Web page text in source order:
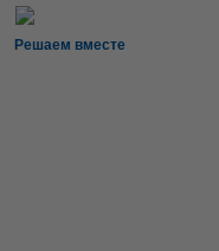
Решаем вместе